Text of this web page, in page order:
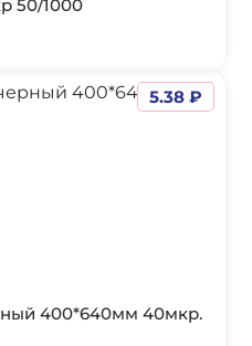
50/1000
400*640мм 40мкр.
5.38 ₽